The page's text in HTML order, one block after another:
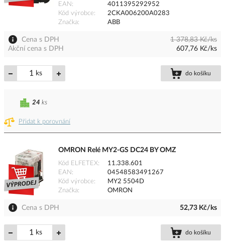
EAN
4011395292952
Kód výrobce
2CKA006200A0283
Značka
ABB
Cena s DPH
1 378,83 Kč/ks
Akční cena s DPH
607,76 Kč/ks
ks do košíku
Přidat k porovnání
24 ks
OMRON Relé MY2-GS DC24 BY OMZ
Kód ELFETEX
11.338.601
EAN
04548583491267
Kód výrobce
MY2 5504D
Značka
OMRON
Cena s DPH 52,73 Kč/ks
ks do košíku